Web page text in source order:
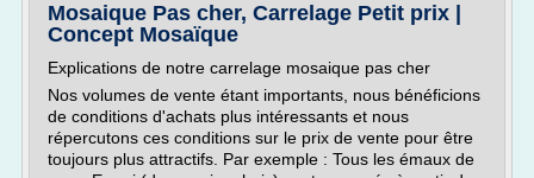
Mosaique Pas cher, Carrelage Petit prix |
Concept Mosaïque
Explications de notre carrelage mosaique pas cher
Nos volumes de vente étant importants, nous bénéficions
de conditions d'achats plus intéressants et nous
répercutons ces conditions sur le prix de vente pour être
toujours plus attractifs. Par exemple : Tous les émaux de